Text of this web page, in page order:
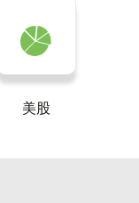
美股